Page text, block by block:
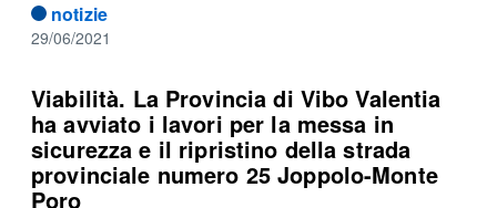
notizie
29/06/2021
Viabilità. La Provincia di Vibo Valentia
ha avviato i lavori per la messa in
sicurezza e il ripristino della strada
provinciale numero 25 Joppolo-Monte
Poro